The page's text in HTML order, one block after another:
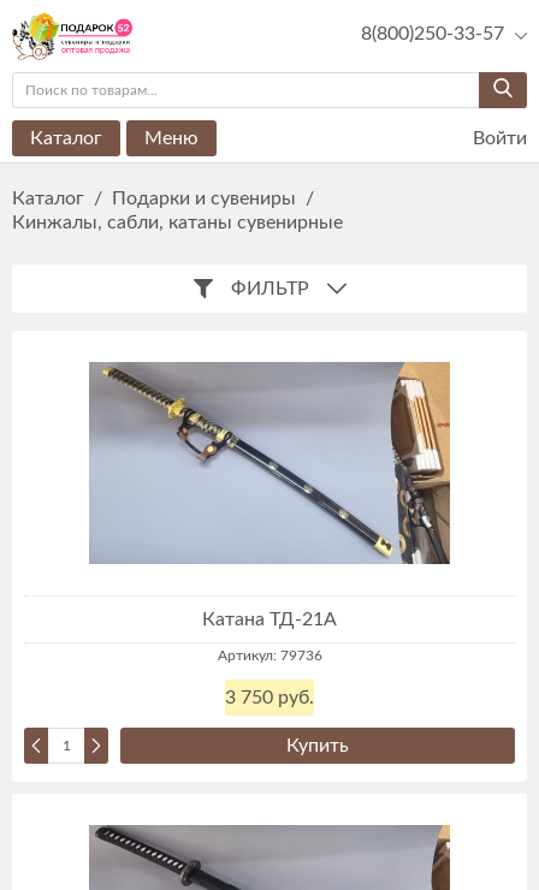
8(800)250-33-57
Каталог Меню Войти
Каталог / Подарки и сувениры
/
Кинжалы, сабли, катаны сувенирные
ФИЛЬТР
Катана ТД-21А
Артикул: 79736
3 750 руб.
Купить